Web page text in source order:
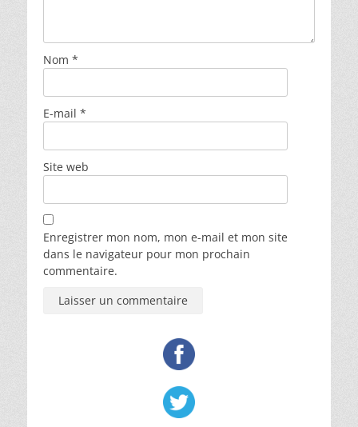
Nom *
E-mail *
Site web
Enregistrer mon nom, mon e-mail et mon site
dans le navigateur pour mon prochain
commentaire.